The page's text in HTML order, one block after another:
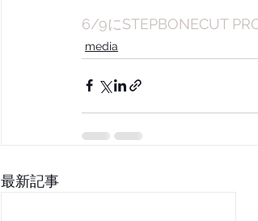
6/9にSTEPBONECUT
media
最新記事